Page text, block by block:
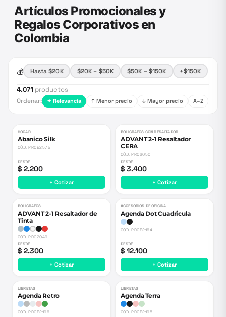
Artículos Promocionales y
Regalos Corporativos en
Colombia
💰 Hasta $20K $20K – $50K $50K – $150K +$150K
4.071 productos
Ordenar: ✦ Relevancia ↑ Menor precio ↓ Mayor precio A–Z
HOGAR
Abanico Silk
CÓD.PROE2575
DESDE
$ 2.200
+ Cotizar
BOLIGRAFOS CON RESALTADOR
ADVANT 2-1 Resaltador
CERA
CÓD.PRO2050
DESDE
$ 3.400
+ Cotizar
BOLIGRAFOS
ADVANT 2-1 Resaltador de
Tinta
CÓD.PRO2049
DESDE
$ 2.300
+ Cotizar
ACCESORIOS DE OFICINA
Agenda Dot Cuadricula
CÓD.PROE2164
DESDE
$ 12.100
+ Cotizar
LIBRETAS
Agenda Retro
CÓD.PROE2196
LIBRETAS
Agenda Terra
CÓD.PROE2198